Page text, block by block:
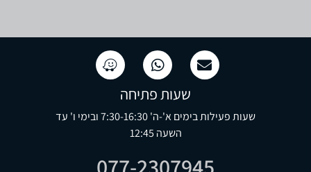
שעות פתיחה
שעות פעילות בימים א'-ה' 7:30-16:30 ובימי ו' עד
השעה 12:45